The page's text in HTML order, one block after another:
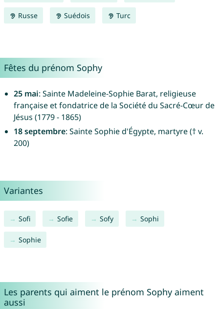
Russe Suédois Turc
Fêtes du prénom Sophy
25 mai: Sainte Madeleine-Sophie Barat, religieuse
française et fondatrice de la Société du Sacré-Cœur de
Jésus (1779 - 1865)
18 septembre: Sainte Sophie d'Égypte, martyre († v.
200)
Variantes
Sofi Sofie Sofy Sophi
Sophie
Les parents qui aiment le prénom Sophy aiment
aussi